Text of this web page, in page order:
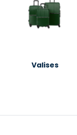
Valises